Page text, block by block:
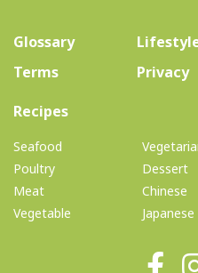
Glossary
Terms
Privacy
Recipes(current)
Seafood
Poultry
Meat
Vegetable
Dessert
Chinese
Japanese